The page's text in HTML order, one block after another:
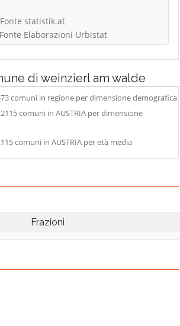
statistik.at
Elaborazioni Urbistat
di weinzierl am walde
comuni in regione per dimensione demografica
comuni in AUSTRIA per dimensione
comuni in AUSTRIA per età media
Frazioni